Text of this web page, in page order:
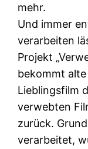
mehr.
Und immer
verarbeiten
Projekt
bekommt
Lieblingsfilm
verwebten
zurück.
verarbeitet,